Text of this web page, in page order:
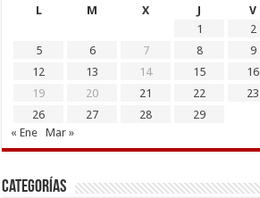
L
M X J V
1
2
5
6 7 8 9
12
13 14 15 16
19
20 21 22 23
26
27 28
29
« Ene
Mar »
Categorías